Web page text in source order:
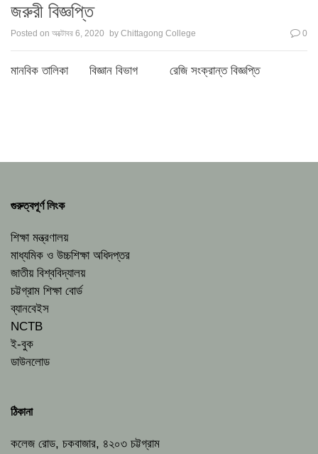
জরুরী বিজ্ঞপ্তি
Posted on অক্টোবর 6, 2020 by Chittagong College 0
মানবিক তালিকা বিজ্ঞান বিভাগ রেজি সংক্রান্ত বিজ্ঞপ্তি
গুরুত্বপূর্ণ লিংক
শিক্ষা মন্ত্রণালয়
মাধ্যমিক ও উচ্চশিক্ষা অধিদপ্তর
জাতীয় বিশ্ববিদ্যালয়
চট্টগ্রাম শিক্ষা বোর্ড
ব্যানবেইস
NCTB
ই-বুক
ডাউনলোড
ঠিকানা
কলেজ রোড, চকবাজার, ৪২০৩ চট্টগ্রাম